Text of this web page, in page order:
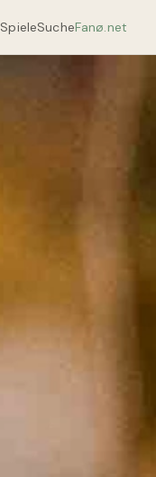
SpieleSucheFanø.net